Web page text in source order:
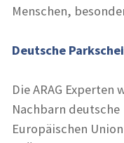
Menschen,
Deutsche
Die ARAG
Nachbarn
Europäischen